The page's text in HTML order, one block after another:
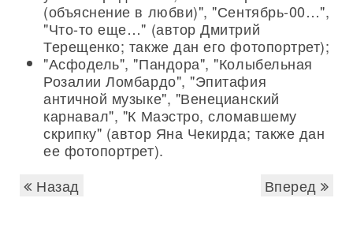
(объяснение в любви)", "Сентябрь-00…",
"Что-то еще…" (автор Дмитрий
Терещенко; также дан его фотопортрет);
"Асфодель", "Пандора", "Колыбельная
Розалии Ломбардо", "Эпитафия
античной музыке", "Венецианский
карнавал", "К Маэстро, сломавшему
скрипку" (автор Яна Чекирда; также дан
ее фотопортрет).
Назад
Вперед